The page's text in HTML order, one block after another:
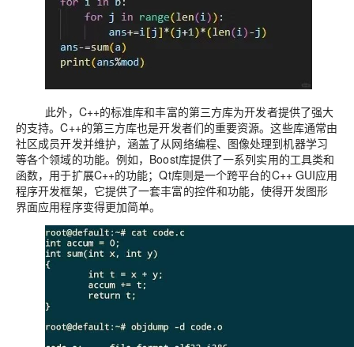
此外，C++的标准库和丰富的第三方库为开发者提供了强大
的支持。C++的第三方库也是开发者们的重要资源。这些库通常由
社区成员开发并维护，涵盖了从网络编程、图像处理到机器学习
等各个领域的功能。例如，Boost库提供了一系列实用的工具类和
函数，用于扩展C++的功能；Qt库则是一个跨平台的C++ GUI应用
程序开发框架，它提供了一套丰富的控件和功能，使得开发图形
界面应用程序变得更加简单。